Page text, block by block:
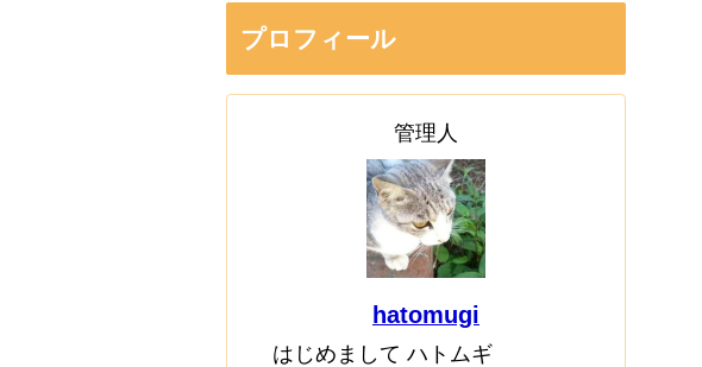
プロフィール
管理人
hatomugi
はじめまして ハトムギ